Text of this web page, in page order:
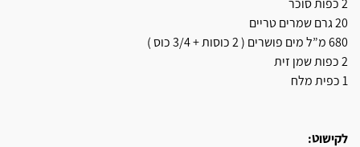
2 כפות סוכר
20 גרם שמרים טריים
680 מ”ל מים פושרים ( 2 כוסות + 3/4 כוס )
2 כפות שמן זית
1 כפית מלח
לקישוט: